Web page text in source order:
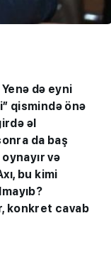
enə də eyni
qismində önə
əl
da baş
və
bu kimi
konkret cavab